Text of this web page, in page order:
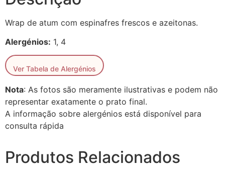
Wrap de atum com espinafres frescos e azeitonas.
Alergénios: 1, 4
Ver Tabela de Alergénios
Nota: As fotos são meramente ilustrativas e podem não
representar exatamente o prato final.
A informação sobre alergénios está disponível para
consulta rápida
Produtos Relacionados